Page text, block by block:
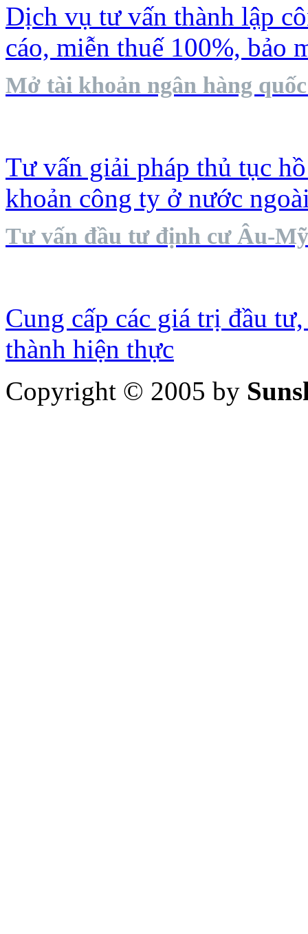
Dịch vụ tư vấn thành lập
cáo, miễn thuế 100%, bảo
Mở tài khoản ngân hàng
Tư vấn giải pháp thủ tục
khoản công ty ở nước
Tư vấn đầu tư định cư Âu-Mỹ
Cung cấp các giá trị đầu
thành hiện thực
Copyright © 2005 by